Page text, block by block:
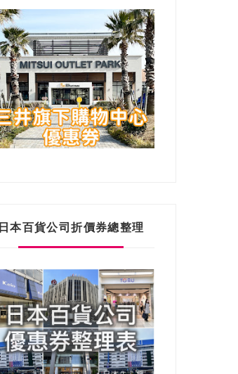
日本百貨公司折價券總整理